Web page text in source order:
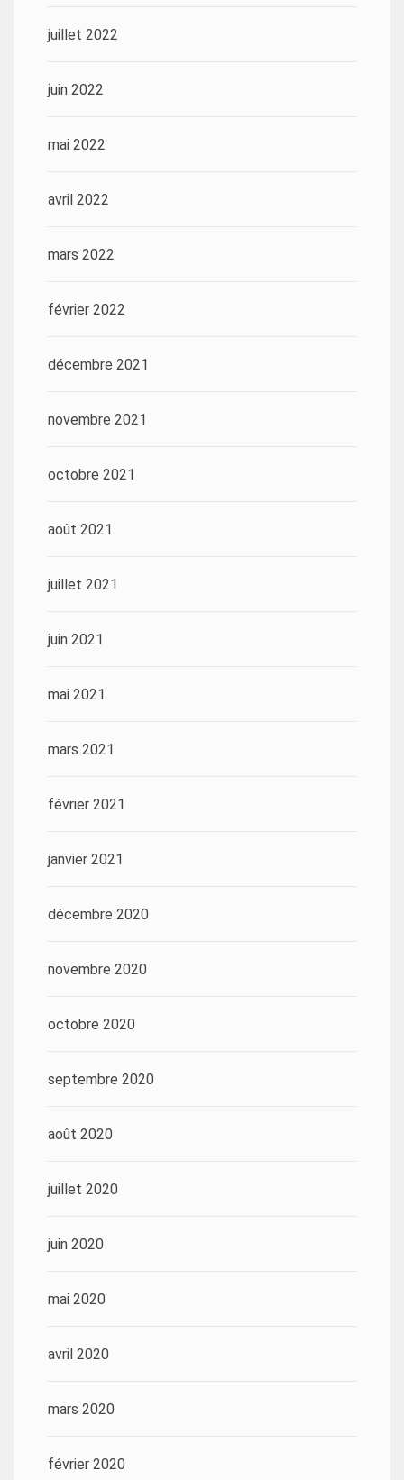
juillet 2022
juin 2022
mai 2022
avril 2022
mars 2022
février 2022
décembre 2021
novembre 2021
octobre 2021
août 2021
juillet 2021
juin 2021
mai 2021
mars 2021
février 2021
janvier 2021
décembre 2020
novembre 2020
octobre 2020
septembre 2020
août 2020
juillet 2020
juin 2020
mai 2020
avril 2020
mars 2020
février 2020